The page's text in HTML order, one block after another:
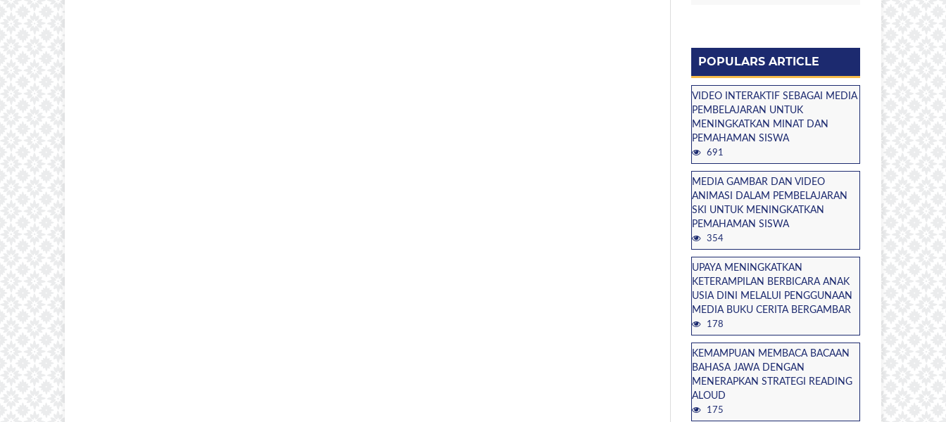
POPULARS ARTICLE
VIDEO INTERAKTIF SEBAGAI MEDIA
PEMBELAJARAN UNTUK
MENINGKATKAN MINAT DAN
PEMAHAMAN SISWA
691
MEDIA GAMBAR DAN VIDEO
ANIMASI DALAM PEMBELAJARAN
SKI UNTUK MENINGKATKAN
PEMAHAMAN SISWA
354
UPAYA MENINGKATKAN
KETERAMPILAN BERBICARA ANAK
USIA DINI MELALUI PENGGUNAAN
MEDIA BUKU CERITA BERGAMBAR
178
KEMAMPUAN MEMBACA BACAAN
BAHASA JAWA DENGAN
MENERAPKAN STRATEGI READING
ALOUD
175